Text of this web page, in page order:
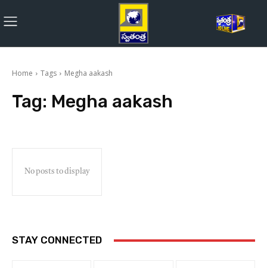
Home Tags Megha aakash
Tag: Megha aakash
No posts to display
STAY CONNECTED